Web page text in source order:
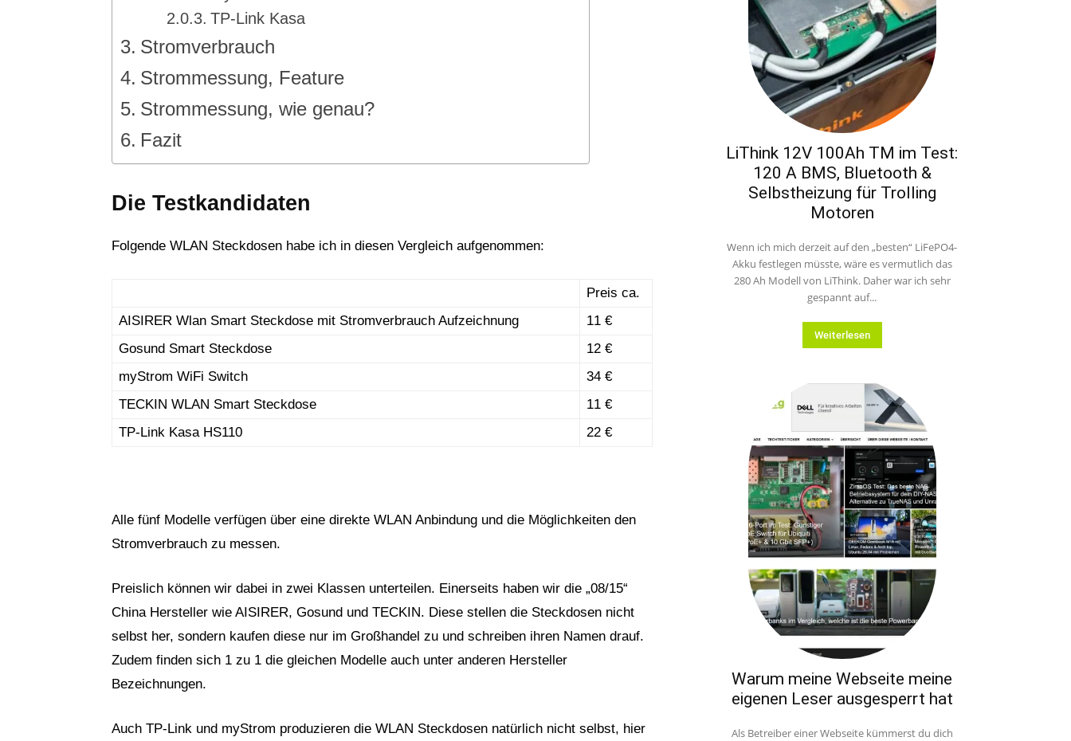
TP-Link Kasa
Stromverbrauch
Strommessung, Feature
Strommessung, wie genau?
Fazit
Die Testkandidaten
Folgende WLAN Steckdosen habe ich in diesen Vergleich aufgenommen:
Preis ca.
AISIRER Wlan Smart Steckdose mit Stromverbrauch Aufzeichnung
11 €
Gosund Smart Steckdose
12 €
myStrom WiFi Switch
34 €
TECKIN WLAN Smart Steckdose
11 €
TP-Link Kasa HS110
22 €
Alle fünf Modelle verfügen über eine direkte WLAN Anbindung und die Möglichkeiten den
Stromverbrauch zu messen.
Preislich können wir dabei in zwei Klassen unterteilen. Einerseits haben wir die „08/15“
China Hersteller wie AISIRER, Gosund und TECKIN. Diese stellen die Steckdosen nicht
selbst her, sondern kaufen diese nur im Großhandel zu und schreiben ihren Namen drauf.
Zudem finden sich 1 zu 1 die gleichen Modelle auch unter anderen Hersteller
Bezeichnungen.
Auch TP-Link und myStrom produzieren die WLAN Steckdosen natürlich nicht selbst, hier
LiThink 12V 100Ah TM im Test:
120 A BMS, Bluetooth &
Selbstheizung für Trolling
Motoren
Wenn ich mich derzeit auf den „besten“ LiFePO4-
Akku festlegen müsste, wäre es vermutlich das
280 Ah Modell von LiThink. Daher war ich sehr
gespannt auf...
Weiterlesen
Warum meine Webseite meine
eigenen Leser ausgesperrt hat
Als Betreiber einer Webseite kümmerst du dich